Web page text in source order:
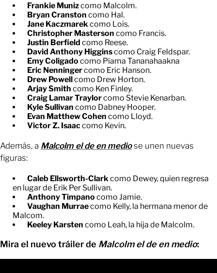
Frankie Munizcomo Malcolm.
Bryan Cranston como Hal.
Jane Kaczmarek como Lois.
Christopher Masterson como Francis.
Justin Berfield como Reese.
David Anthony Higginscomo Craig Feldspar.
Emy Coligado como Piama Tananahaakna
Eric Nenningercomo Eric Hanson.
Drew Powellcomo Drew Horton.
Arjay Smith como Ken Finley.
Craig Lamar Traylorcomo Stevie Kenarban.
Kyle Sullivan como Dabney Hooper.
Evan Matthew Cohen como Lloyd.
Victor Z. Isaaccomo Kevin.
Además, a Malcolm el de en mediose unen nuevas
figuras:
Caleb Ellsworth-Clark como Dewey, quien regresa
en lugar de Erik Per Sullivan.
Anthony Timpano como Jamie.
Vaughan Murraecomo Kelly, la hermana menor de
Malcom.​
Keeley Karsten como Leah, la hija de Malcolm.​
Mira el nuevo tráiler de Malcolm el de en medio: